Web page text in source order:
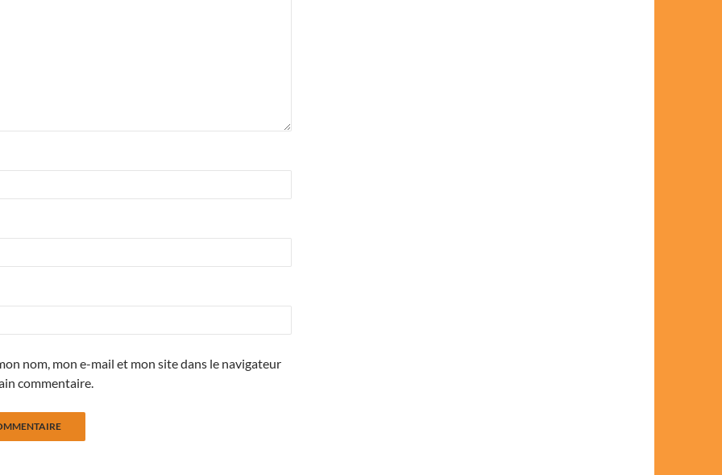
nom, mon e-mail et mon site dans le navigateur
commentaire.